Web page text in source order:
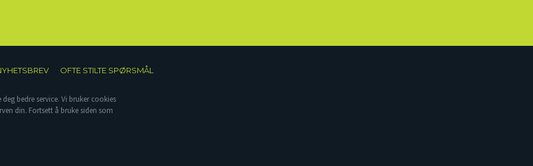
OFTE STILTE SPØRSMÅL
bedre service. Vi bruker cookies
din. Fortsett å bruke siden som